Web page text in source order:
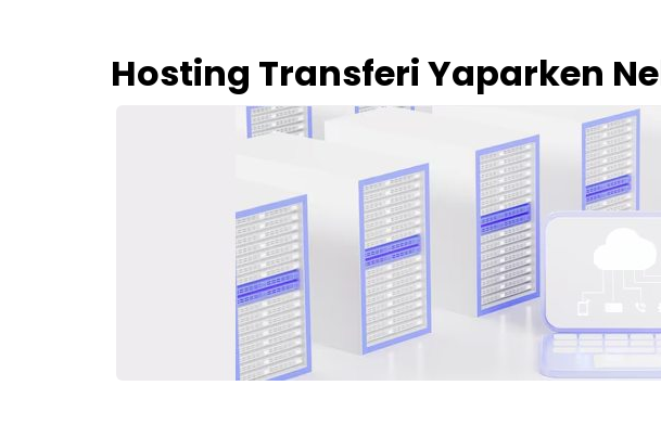
Hosting Transferi Yaparken